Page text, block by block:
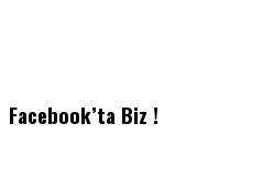
Facebook’ta Biz !